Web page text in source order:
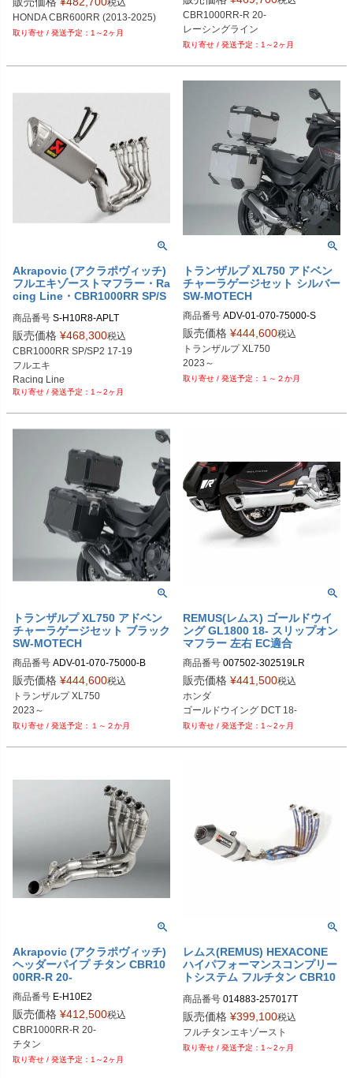
HONDA CBR600RR (2013-2025)
1～2ヶ月
CBR1000RR-R 20-
レーシングライン
1～2ヶ月
Akrapovic (アクラポヴィッチ)
フルエキゾーストマフラー・Ra
cing Line・CBR1000RR SP/S
商品番号 S-H10R8-APLT
販売価格 ¥468,300税込
CBR1000RR SP/SP2 17-19
フルエキ
Racing Line
1～2ヶ月
トランザルプ XL750 アドベン
チャーラゲージセット シルバー
SW-MOTECH
商品番号 ADV-01-070-75000-S
メーカー型番：ADV.01.070.75000/S
販売価格 ¥444,600税込
トランザルプ XL750
2023～
１～２か月
トランザルプ XL750 アドベン
チャーラゲージセット ブラック
SW-MOTECH
商品番号 ADV-01-070-75000-B
メーカー型番：ADV.01.070.75000/B
販売価格 ¥444,600税込
トランザルプ XL750
2023～
１～２か月
REMUS(レムス) ゴールドウイ
ング GL1800 18- スリップオン
マフラー 左右 EC適合
商品番号 007502-302519LR
007502 302519LR
EU型番：rem_007502_302519LR
販売価格 ¥441,500税込
ホンダ
ゴールドウイング DCT 18-
1～2ヶ月
Akrapovic (アクラポヴィッチ)
ヘッダーパイプ チタン CBR10
00RR-R 20-
商品番号 E-H10E2
販売価格 ¥412,500税込
CBR1000RR-R 20-
チタン
1～2ヶ月
レムス(REMUS) HEXACONE
ハイパフォーマンスコンプリー
トシステム フルチタン CBR10
商品番号 014883-257017T
M型番：014883 257017T
EU型番：rem_014883_257017T
販売価格 ¥399,100税込
フルチタンエキゾースト
1～2ヶ月